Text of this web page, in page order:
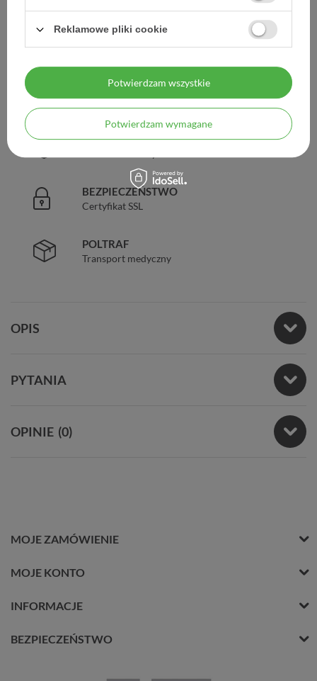
DARMOWA DOSTAWA
Już od 149 zł !
DOŚWIADCZENIE
Legalna apteka od 2006 r.
ZAUFANIE
BEZPIECZEŃSTWO
Certyfikat SSL
POLTRAF
Transport medyczny
OPIS
PYTANIA
OPINIE (0)
MOJE ZAMÓWIENIE
MOJE KONTO
INFORMACJE
BEZPIECZEŃSTWO
Reklamowe pliki cookie
Potwierdzam wymagane
Potwierdzam wszystkie